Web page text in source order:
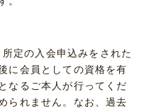
定の入会申込みをされた
に会員としての資格を有
なるご本人が行ってくだ
られません。なお、過去